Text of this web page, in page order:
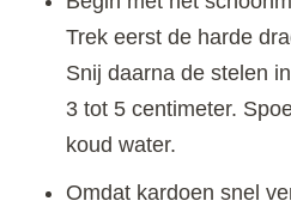
Trek eerst de harde
Snij daarna de stelen
3 tot 5 centimeter.
koud water.
Omdat kardoen snel